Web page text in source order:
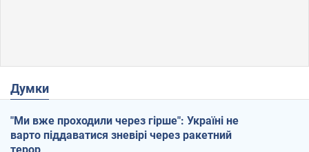
Думки
"Ми вже проходили через гірше": Україні не
варто піддаватися зневірі через ракетний
терор